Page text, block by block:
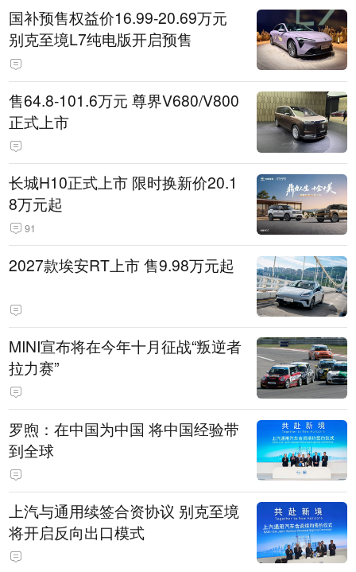
国补预售权益价16.99-20.69万元
别克至境L7纯电版开启预售
售64.8-101.6万元 尊界V680/V800
正式上市
长城H10正式上市 限时换新价20.1
8万元起
91
2027款埃安RT上市 售9.98万元起
MINI宣布将在今年十月征战“叛逆者
拉力赛”
罗煦：在中国为中国 将中国经验带
到全球
上汽与通用续签合资协议 别克至境
将开启反向出口模式